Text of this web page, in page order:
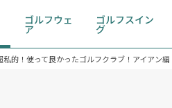
ゴルフウェ
ア
ゴルフスイン
グ
私的！使って良かったゴルフクラブ！アイアン編